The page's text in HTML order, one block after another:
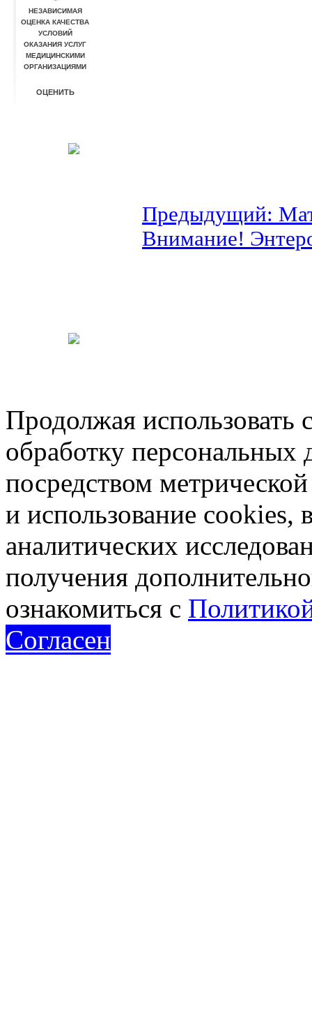
Предыдущий:
Внимание!
Продолжая использовать
обработку
посредством
и использование cookies,
аналитических
получения
ознакомиться с
Согласен